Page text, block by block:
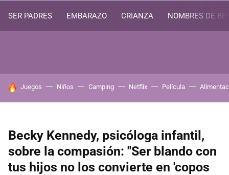
SER PADRES EMBARAZO CRIANZA NOMBRES DE
HOY SE HABLA DE
Juegos Niños Camping Netflix Película
Becky Kennedy, psicóloga infantil,
sobre la compasión: "Ser blando con
tus hijos no los convierte en 'copos